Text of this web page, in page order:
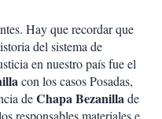
Hay que recordar que
del sistema de
en nuestro país fue el
con los casos Posadas,
deChapa Bezanillade
responsables materiales e